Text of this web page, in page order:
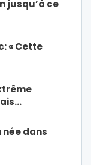
jusqu’à ce
« Cette
née dans